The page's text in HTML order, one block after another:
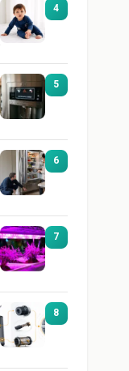
4
5
6
7
8